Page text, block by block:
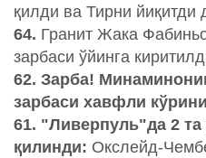
қилди ва Тирни йиқитди
64. Гранит Жака
зарбаси ўйинга
62. Зарба!
зарбаси хавфли
61. "Ливерпуль"да 2 та
қилинди: Окслейд-